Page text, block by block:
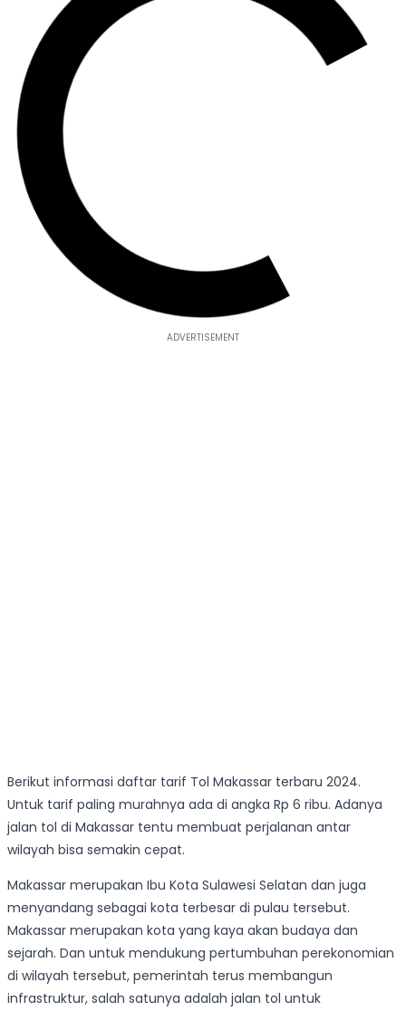
Berikut informasi daftar tarif Tol Makassar terbaru 2024.
Untuk tarif paling murahnya ada di angka Rp 6 ribu. Adanya
jalan tol di Makassar tentu membuat perjalanan antar
wilayah bisa semakin cepat.
Makassar merupakan Ibu Kota Sulawesi Selatan dan juga
menyandang sebagai kota terbesar di pulau tersebut.
Makassar merupakan kota yang kaya akan budaya dan
sejarah. Dan untuk mendukung pertumbuhan perekonomian
di wilayah tersebut, pemerintah terus membangun
infrastruktur, salah satunya adalah jalan tol untuk